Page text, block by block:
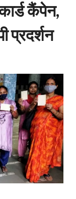
कैंपेन,
प्रदर्शन